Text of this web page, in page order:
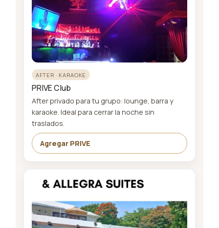
AFTER · KARAOKE
PRIVE Club
After privado para tu grupo: lounge, barra y
karaoke. Ideal para cerrar la noche sin
traslados.
Agregar PRIVE